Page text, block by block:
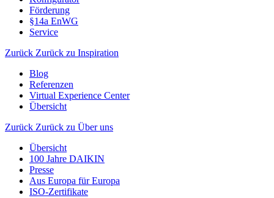
Förderung
§14a EnWG
Service
Zurück Zurück zu Inspiration
Blog
Referenzen
Virtual Experience Center
Übersicht
Zurück Zurück zu Über uns
Übersicht
100 Jahre DAIKIN
Presse
Aus Europa für Europa
ISO-Zertifikate